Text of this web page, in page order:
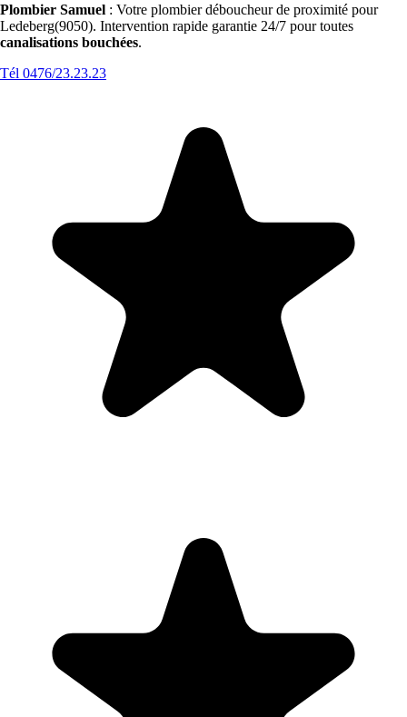
Plombier Samuel : Votre plombier déboucheur de proximité pour
Ledeberg(9050). Intervention rapide garantie 24/7 pour toutes
canalisations bouchées.
Tél 0476/23.23.23